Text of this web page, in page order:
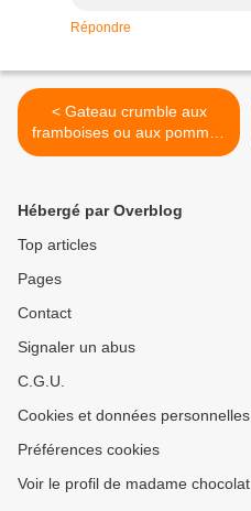
Répondre
< Gateau crumble aux
framboises ou aux pommes
caramélisées
Hébergé par Overblog
Top articles
Pages
Contact
Signaler un abus
C.G.U.
Cookies et données personnelles
Préférences cookies
Voir le profil de madame